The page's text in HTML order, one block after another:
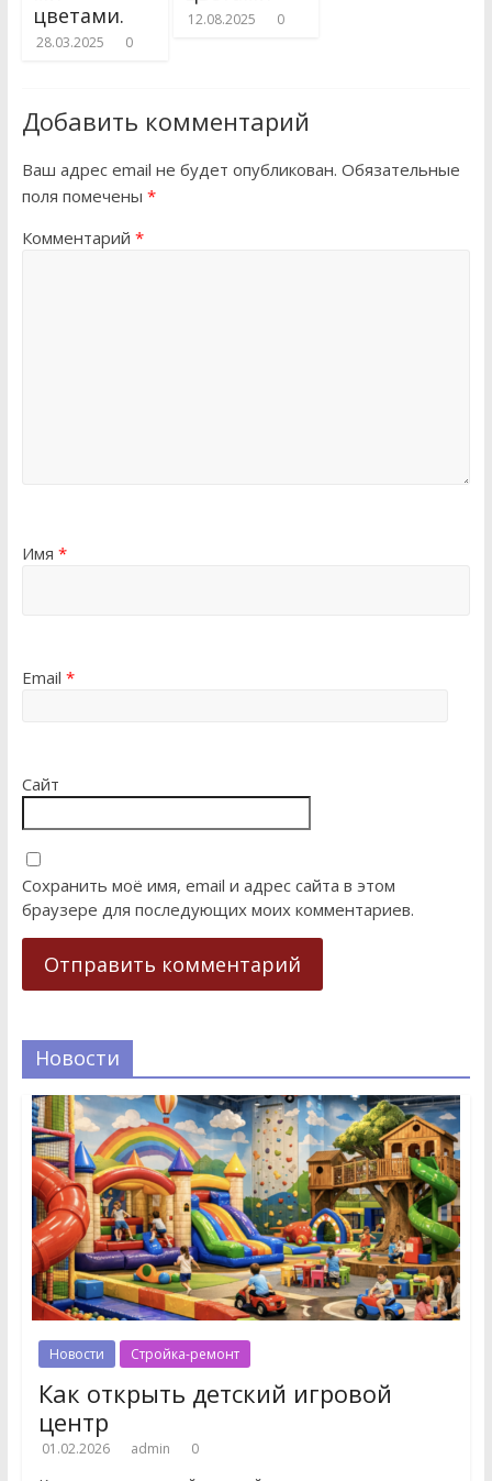
цветами.
28.03.2025 0
12.08.2025 0
Добавить комментарий
Ваш адрес email не будет опубликован. Обязательные
поля помечены *
Комментарий *
Имя *
Email *
Сайт
Сохранить моё имя, email и адрес сайта в этом
браузере для последующих моих комментариев.
Новости
Новости Стройка-ремонт
Как открыть детский игровой
центр
01.02.2026 admin 0